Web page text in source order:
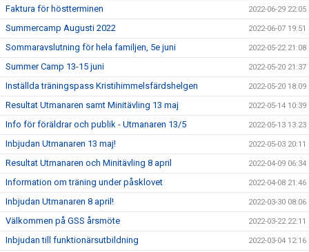
Faktura för höstterminen 2022-06-29 22:05
Summercamp Augusti 2022 2022-06-07 19:51
Sommaravslutning för hela familjen, 5e juni 2022-05-22 21:08
Summer Camp 13-15 juni 2022-05-20 21:37
Inställda träningspass Kristihimmelsfärdshelgen 2022-05-20 18:09
Resultat Utmanaren samt Minitävling 13 maj 2022-05-14 10:39
Info för föräldrar och publik - Utmanaren 13/5 2022-05-13 13:23
Inbjudan Utmanaren 13 maj! 2022-05-03 20:11
Resultat Utmanaren och Minitävling 8 april 2022-04-09 06:34
Information om träning under påsklovet 2022-04-08 21:46
Inbjudan Utmanaren 8 april! 2022-03-30 08:06
Välkommen på GSS årsmöte 2022-03-22 22:11
Inbjudan till funktionärsutbildning 2022-03-04 12:16